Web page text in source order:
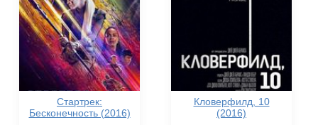
Стартрек:
Бесконечность (2016)
Кловерфилд, 10
(2016)